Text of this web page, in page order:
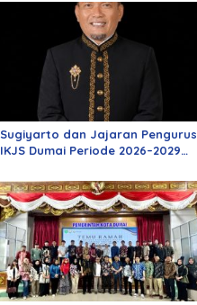
Sugiyarto dan Jajaran Pengurus
IKJS Dumai Periode 2026–2029